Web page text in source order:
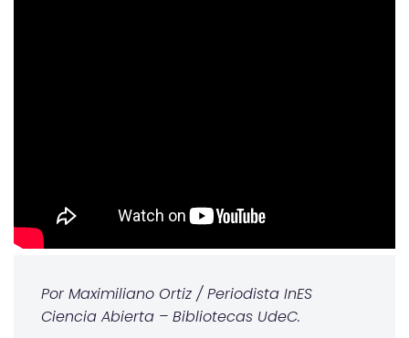
Por Maximiliano Ortiz / Periodista InES
Ciencia Abierta – Bibliotecas UdeC.